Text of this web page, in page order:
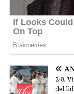
2-0.
del